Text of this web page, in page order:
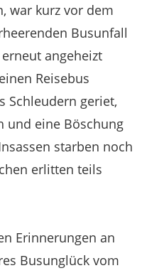
war kurz vor dem
Busunfall
angeheizt
Reisebus
Schleudern geriet,
und eine Böschung
starben noch
erlitten teils
Erinnerungen an
Busunglück vom